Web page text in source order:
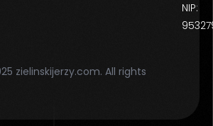
NIP:
zielinskijerzy.com. All rights